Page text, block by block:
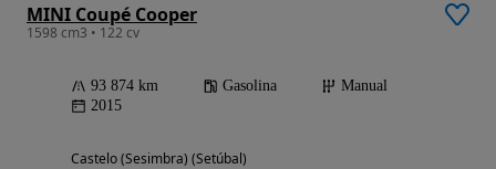
MINI Coupé Cooper
1598 cm3 • 122 cv
93 874 km Gasolina
Manual
2015
Castelo (Sesimbra) (Setúbal)